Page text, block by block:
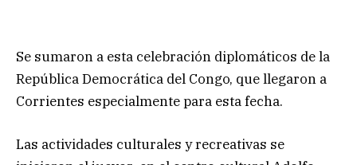
Se sumaron a esta celebración diplomáticos de la
República Democrática del Congo, que llegaron a
Corrientes especialmente para esta fecha.
Las actividades culturales y recreativas se